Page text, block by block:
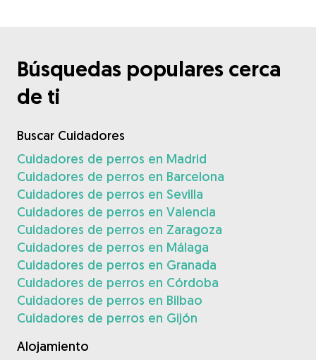
Búsquedas populares cerca
de ti
Buscar Cuidadores
Cuidadores de perros en Madrid
Cuidadores de perros en Barcelona
Cuidadores de perros en Sevilla
Cuidadores de perros en Valencia
Cuidadores de perros en Zaragoza
Cuidadores de perros en Málaga
Cuidadores de perros en Granada
Cuidadores de perros en Córdoba
Cuidadores de perros en Bilbao
Cuidadores de perros en Gijón
Alojamiento